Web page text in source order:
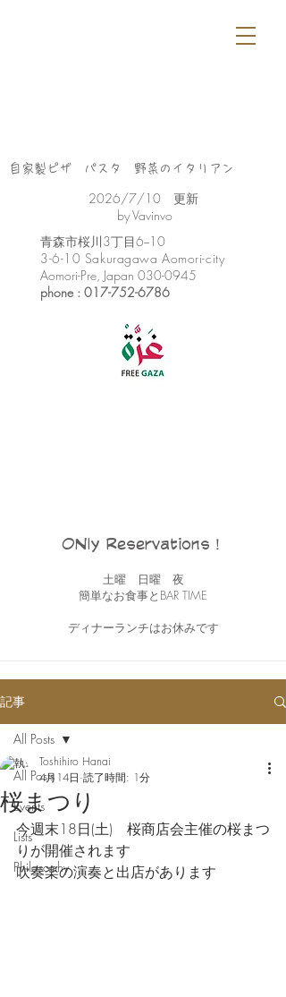
自家製ピザ パスタ 野菜のイタリアン
​2026/7/10 更新
by Vavinvo
​青森市桜川3丁目6−10
3-6-10 Sakuragawa Aomori-city
Aomori-Pre, Japan 030-0945
phone : 017-752-6786
ONly Reservations！
土曜 日曜 夜
簡単なお食事とBAR TIME
ディナーランチはお休みです
記事
All Posts
Events
Lists
Philosophy
All Posts
桜まつり
Toshihiro Hanai
4月14日 読了時間: 1分
今週末18日(土)　桜商店会主催の桜まつ
りが開催されます
吹奏楽の演奏と出店があります